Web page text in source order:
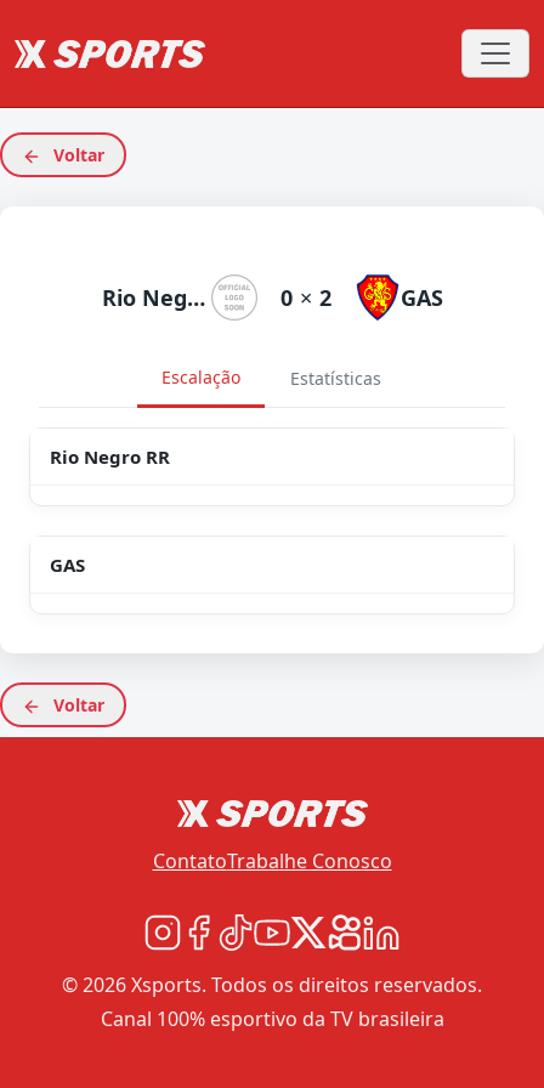
Voltar
Rio Negro RR 0 × 2 GAS
Escalação Estatísticas
Rio Negro RR
GAS
Voltar
ContatoTrabalhe Conosco
© 2026 Xsports. Todos os direitos reservados.
Canal 100% esportivo da TV brasileira